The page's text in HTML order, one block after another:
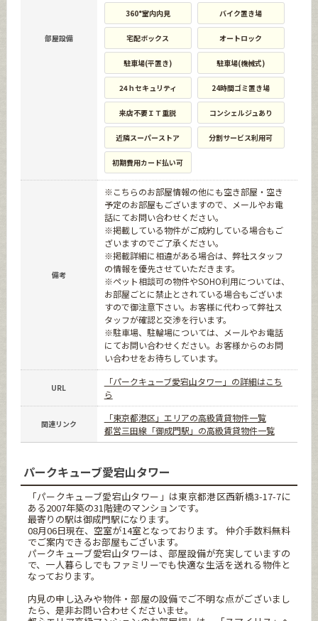
部屋設備
360°室内内見 バイク置き場
宅配ボックス オートロック
駐車場(平置き) 駐車場(機械式)
24ｈセキュリティ 24時間ゴミ置き場
来店不要ＩＴ重説 コンシェルジュあり
近隣スーパーストア 分割サービス利用可
初期費用カード払い可
備考
※こちらのお部屋情報の他にも空き部屋・空き
予定のお部屋もございますので、メールやお電
話にてお問い合わせください。
※掲載している物件がご成約している場合もご
ざいますのでご了承ください。
※掲載詳細に相違がある場合は、弊社スタッフ
の情報を優先させていただきます。
※ペット相談可の物件やSOHO利用については、
お部屋ごとに禁止とされている場合もございま
すので御注意下さい。お客様に代わって弊社ス
タッフが確認と交渉を行います。
※駐車場、駐輪場については、メールやお電話
にてお問い合わせください。お客様からのお問
い合わせをお待ちしています。
URL
「パークキューブ愛宕山タワー」の詳細はこち
ら
関連リンク
「東京都港区」エリアの高級賃貸物件一覧
都営三田線「御成門駅」の高級賃貸物件一覧
パークキューブ愛宕山タワー
「パークキューブ愛宕山タワー」は東京都港区西新橋3-17-7に
ある2007年築の31階建のマンションです。
最寄りの駅は御成門駅になります。
08月06日現在、空室が14室となっております。 仲介手数料無料
でご案内できるお部屋もございます。
パークキューブ愛宕山タワーは、部屋設備が充実していますの
で、一人暮らしでもファミリーでも快適な生活を送れる物件と
なっております。
内見の申し込みや物件・部屋の設備でご不明な点がございまし
たら、是非お問い合わせくださいませ。